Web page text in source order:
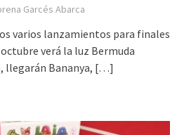
Garcés Abarca
varios lanzamientos para finales
verá la luz Bermuda
llegarán Bananya, […]